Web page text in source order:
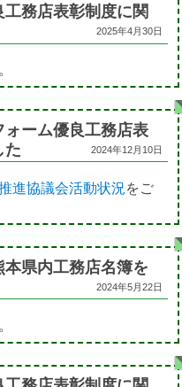
務店表彰制度に関
2025年4月30日
ーム優良工務店表
た
2024年12月10日
進協議会活動状況をご
県内工務店名簿を
2024年5月22日